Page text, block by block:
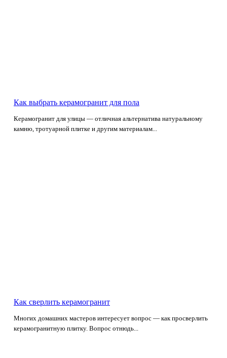
Как выбрать керамогранит для пола
Керамогранит для улицы — отличная альтернатива натуральному
камню, тротуарной плитке и другим материалам...
Как сверлить керамогранит
Многих домашних мастеров интересует вопрос — как просверлить
керамогранитную плитку. Вопрос отнюдь...